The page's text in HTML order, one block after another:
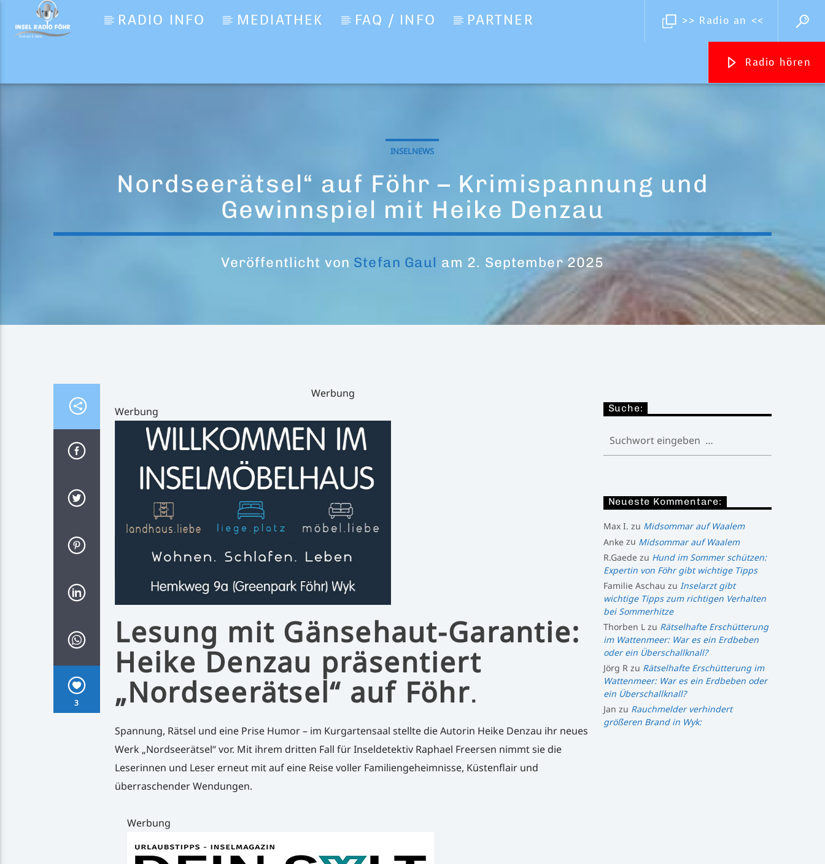
RADIO INFO MEDIATHEK FAQ / INFO PARTNER >> Radio an <<
Radio hören
INSELNEWS
Nordseerätsel“ auf Föhr – Krimispannung und
Gewinnspiel mit Heike Denzau
Veröffentlicht von Stefan Gaul am 2. September 2025
3
Werbung
Werbung
Lesung mit Gänsehaut-Garantie:
Heike Denzau präsentiert
„Nordseerätsel“ auf Föhr.
Spannung, Rätsel und eine Prise Humor – im Kurgartensaal stellte die Autorin Heike Denzau ihr neues
Werk „Nordseerätsel“ vor. Mit ihrem dritten Fall für Inseldetektiv Raphael Freersen nimmt sie die
Leserinnen und Leser erneut mit auf eine Reise voller Familiengeheimnisse, Küstenflair und
überraschender Wendungen.
Werbung
Suche:
Neueste Kommentare:
Max I. zu Midsommar auf Waalem
Ankezu Midsommar auf Waalem
R.Gaedezu Hund im Sommer schützen:
Expertin von Föhr gibt wichtige Tipps
Familie Aschau zu Inselarzt gibt
wichtige Tipps zum richtigen Verhalten
bei Sommerhitze
Thorben Lzu Rätselhafte Erschütterung
im Wattenmeer: War es ein Erdbeben
oder ein Überschallknall?
Jörg Rzu Rätselhafte Erschütterung im
Wattenmeer: War es ein Erdbeben oder
ein Überschallknall?
Jan zu Rauchmelder verhindert
größeren Brand in Wyk: